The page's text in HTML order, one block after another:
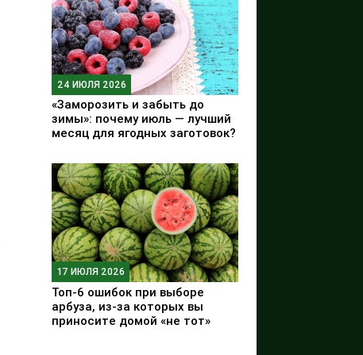
24 ИЮЛЯ 2026
«Заморозить и забыть до
зимы»: почему июль — лучший
месяц для ягодных заготовок?
17 ИЮЛЯ 2026
Топ-6 ошибок при выборе
арбуза, из-за которых вы
приносите домой «не тот»